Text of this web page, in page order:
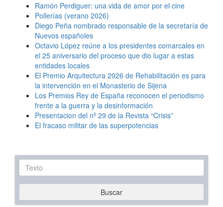
Ramón Perdiguer: una vida de amor por el cine
Pollerías (verano 2026)
Diego Peña nombrado responsable de la secretaría de
Nuevos españoles
Octavio López reúne a los presidentes comarcales en
el 25 aniversario del proceso que dio lugar a estas
entidades locales
El Premio Arquitectura 2026 de Rehabilitación es para
la intervención en el Monasterio de Sijena
Los Premios Rey de España reconocen el periodismo
frente a la guerra y la desinformación
Presentacion del nº 29 de la Revista “Crisis”
El fracaso militar de las superpotencias
Texto
Buscar